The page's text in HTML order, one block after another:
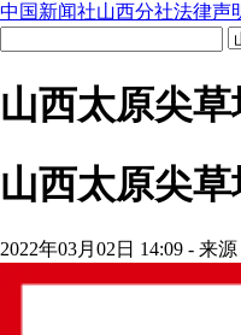
中国新闻社山西分社法律声
山西太原尖
山西太原尖
2022年03月02日 14:09 - 来